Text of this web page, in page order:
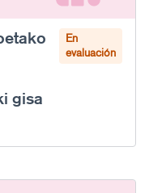
gisa
En
evaluación